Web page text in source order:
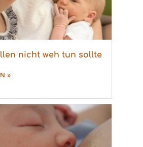
nicht weh tun sollte
»